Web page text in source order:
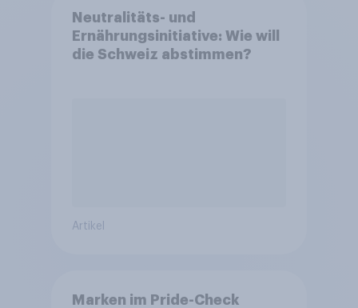
Neutralitäts- und
Ernährungsinitiative: Wie will
die Schweiz abstimmen?
Artikel
Marken im Pride-Check